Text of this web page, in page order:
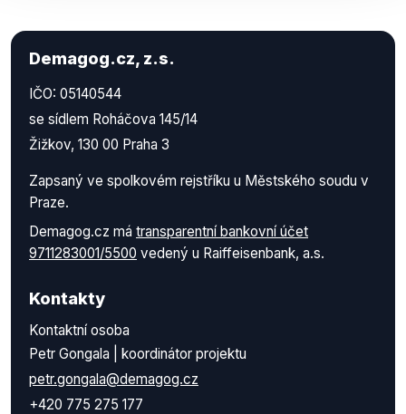
Demagog.cz, z.s.
IČO: 05140544
se sídlem Roháčova 145/14
Žižkov, 130 00 Praha 3
Zapsaný ve spolkovém rejstříku u Městského soudu v
Praze.
Demagog.cz má transparentní bankovní účet
9711283001/5500 vedený u Raiffeisenbank, a.s.
Kontakty
Kontaktní osoba
Petr Gongala | koordinátor projektu
petr.gongala@demagog.cz
+420 775 275 177